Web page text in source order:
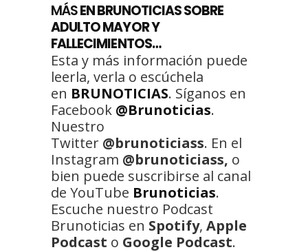
MÁSEN BRUNOTICIAS SOBRE
ADULTO MAYOR Y
FALLECIMIENTOS…
Esta y más información puede
leerla, verla o escúchela
en BRUNOTICIAS. Síganos en
Facebook @Brunoticias.
Nuestro
Twitter @brunoticiass. En el
Instagram @brunoticiass, o
bien puede suscribirse al canal
de YouTube Brunoticias.
Escuche nuestro Podcast
Brunoticias en Spotify, Apple
Podcast o Google Podcast.